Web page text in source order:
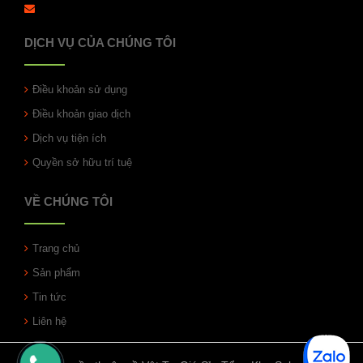
DỊCH VỤ CỦA CHÚNG TÔI
Điều khoản sử dụng
Điều khoản giao dịch
Dịch vụ tiện ích
Quyền sở hữu trí tuệ
VỀ CHÚNG TÔI
Trang chủ
Sản phẩm
Tin tức
Liên hệ